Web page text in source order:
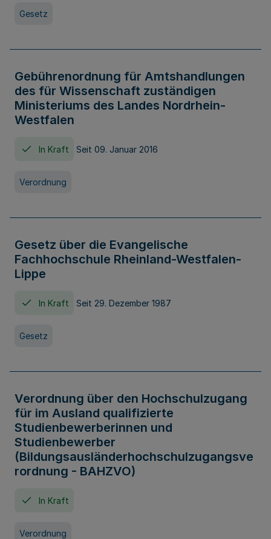
Gesetz
Gebührenordnung für Amtshandlungen
des für Wissenschaft zuständigen
Ministeriums des Landes Nordrhein-
Westfalen
In Kraft Seit 09. Januar 2016
Verordnung
Gesetz über die Evangelische
Fachhochschule Rheinland-Westfalen-
Lippe
In Kraft Seit 29. Dezember 1987
Gesetz
Verordnung über den Hochschulzugang
für im Ausland qualifizierte
Studienbewerberinnen und
Studienbewerber
(Bildungsausländerhochschulzugangsve
rordnung - BAHZVO)
In Kraft
Verordnung